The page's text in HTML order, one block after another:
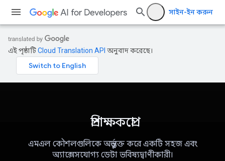
সাইন-ইন করুন
এই পৃষ্ঠাটিCloud Translation API অনুবাদ করেছে।
প্রশিক্ষকপ্রো
এমএল কৌশলগুলিকে অন্তর্ভুক্ত করে একটি সহজ এবং
অ্যাক্সেসযোগ্য ডেটা ভবিষ্যদ্বাণীকারী।